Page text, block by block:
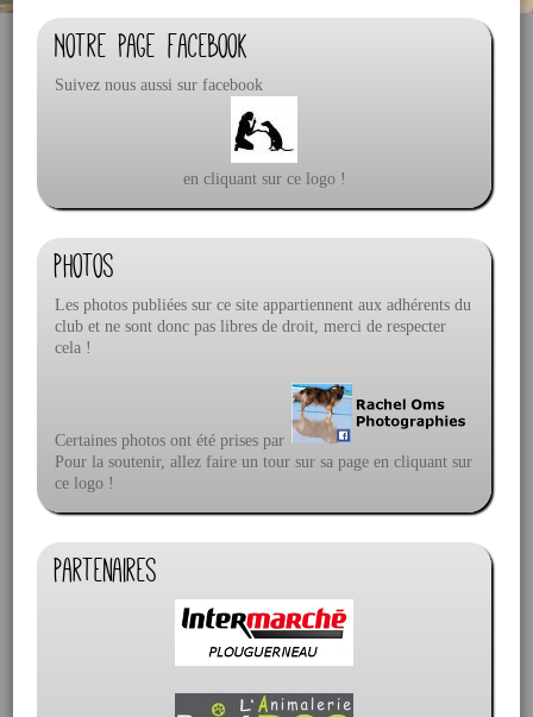
Notre page facebook
Suivez nous aussi sur facebook
en cliquant sur ce logo !
Photos
Les photos publiées sur ce site appartiennent aux adhérents du
club et ne sont donc pas libres de droit, merci de respecter
cela !
Certaines photos ont été prises par
Pour la soutenir, allez faire un tour sur sa page en cliquant sur
ce logo !
Partenaires